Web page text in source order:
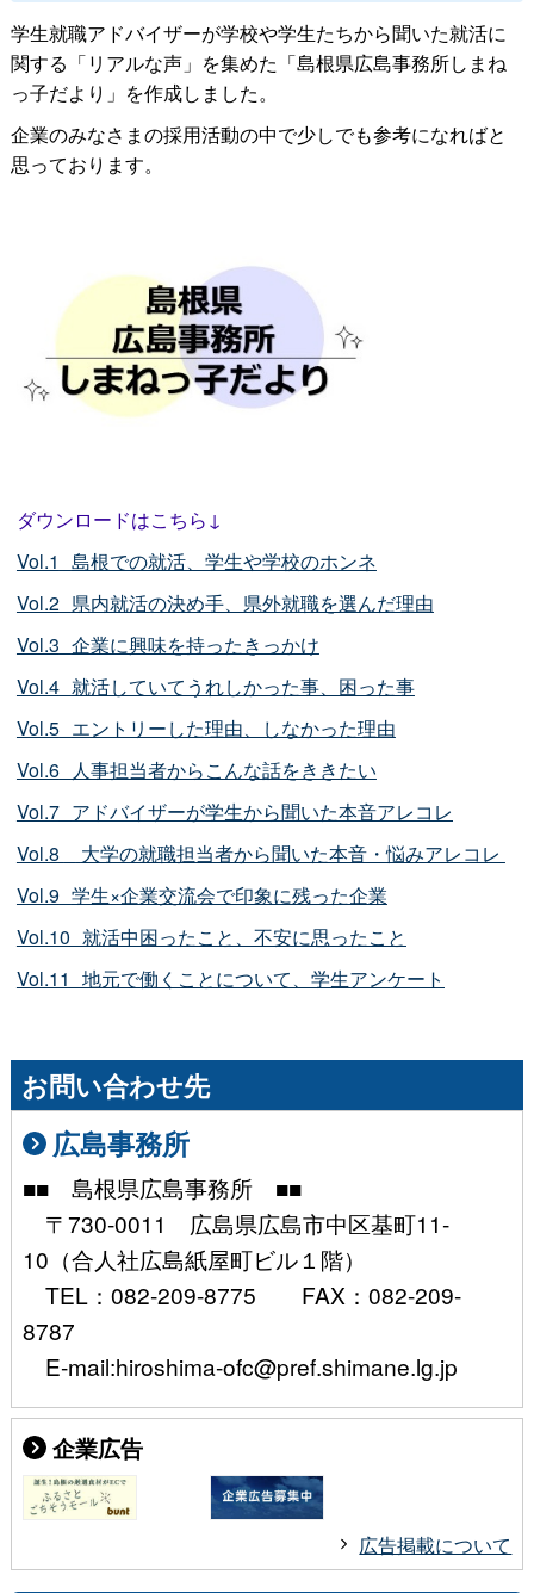
学生就職アドバイザーが学校や学生たちから聞いた就活に
関する「リアルな声」を集めた「島根県広島事務所しまね
っ子だより」を作成しました。
企業のみなさまの採用活動の中で少しでも参考になればと
思っております。
ダウンロードはこちら↓
Vol.1 島根での就活、学生や学校のホンネ
Vol.2□ 県内就活の決め手、県外就職を選んだ理由
Vol.3 企業に興味を持ったきっかけ
Vol.4□ 就活していてうれしかった事、困った事
Vol.5□ エントリーした理由、しなかった理由
Vol.6□ 人事担当者からこんな話をききたい
Vol.7□ アドバイザーが学生から聞いた本音アレコレ
Vol.8
大学の就職担当者から聞いた本音・悩みアレコレ
Vol.9■ 学生×企業交流会で印象に残った企業
Vol.10 就活中困ったこと、不安に思ったこと
Vol.11 地元で働くことについて、学生アンケート
お問い合わせ先
広島事務所
■■ 島根県広島事務所 ■■
〒730-0011 広島県広島市中区基町11-
10（合人社広島紙屋町ビル１階）
TEL：082-209-8775 FAX：082-209-
8787
E-mail:hiroshima-ofc@pref.shimane.lg.jp
企業広告
広告掲載について